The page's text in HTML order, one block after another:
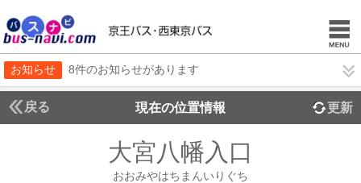
お知らせ 8件のお知らせがあります
戻る 現在の位置情報 更新
大宮八幡入口
おおみやはちまんいりぐち